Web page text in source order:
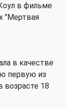
в фильме
"Мертвая
в качестве
первую из
возрасте 18